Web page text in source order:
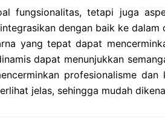
fungsionalitas, tetapi juga
dengan baik ke dalam
yang tepat dapat
dapat menunjukkan
profesionalisme dan
jelas, sehingga mudah